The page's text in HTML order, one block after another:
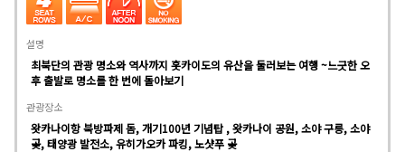
설명
최북단의 관광 명소와 역사까지 홋카이도의 유산을 둘러보는 여행 ~느긋한 오
후 출발로 명소를 한 번에 돌아보기
관광장소
왓카나이항 북방파제 돔, 개기100년 기념탑 , 왓카나이 공원, 소야 구릉, 소야
곶, 태양광 발전소, 유히가오카 파킹, 노샷푸 곶